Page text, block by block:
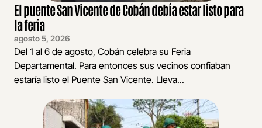
El puente San Vicente de Cobán debía estar listo para
la feria
agosto 5, 2026
Del 1 al 6 de agosto, Cobán celebra su Feria
Departamental. Para entonces sus vecinos confiaban
estaría listo el Puente San Vicente. Lleva...